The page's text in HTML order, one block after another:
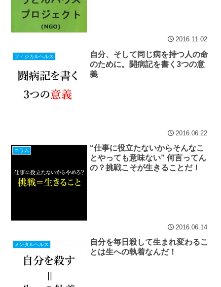
2016.11.02
フィジカルヘルス
自分、そして同じ病を持つ人の命
のために。闘病記を書く3つの意
義
2016.06.22
コラム
“仕事に役立たないからそんなこ
とやっても意味ない” 何言ってん
の？挑戦こそが生きることだ！
2016.06.14
メンタルヘルス
自分を毎日殺して生まれ変わるこ
とは生への執着なんだ！